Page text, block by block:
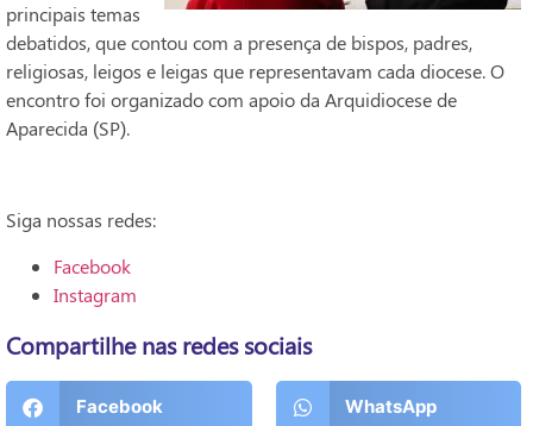
principais temas
debatidos, que contou com a presença de bispos, padres,
religiosas, leigos e leigas que representavam cada diocese. O
encontro foi organizado com apoio da Arquidiocese de
Aparecida (SP).
Siga nossas redes:
Facebook
Instagram
Compartilhe nas redes sociais
Facebook WhatsApp